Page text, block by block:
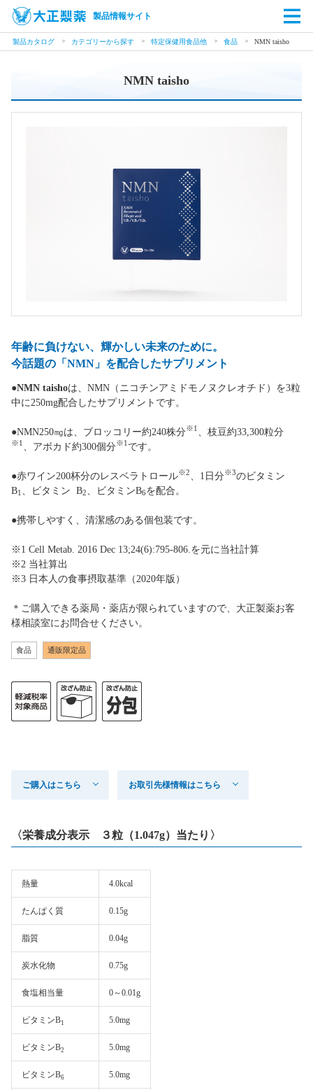
製品情報サイト
製品カタログ カテゴリーから探す 特定保健用食品他 食品 NMN taisho
NMN taisho
年齢に負けない、輝かしい未来のために。
今話題の「NMN」を配合したサプリメント
●NMN taishoは、NMN（ニコチンアミドモノヌクレオチド）を3粒
中に250mg配合したサプリメントです。
●NMN250㎎は、ブロッコリー約240株分※1 、枝豆約33,300粒分
※1 、アボカド約300個分※1です。
●赤ワイン200杯分のレスベラトロール※2 、1日分※3のビタミン
B1 、ビタミン B2 、ビタミンB6を配合。
●携帯しやすく、清潔感のある個包装です。
※1 Cell Metab. 2016 Dec 13;24(6):795-806.を元に当社計算
※2 当社算出
※3 日本人の食事摂取基準（2020年版）
＊ご購入できる薬局・薬店が限られていますので、大正製薬お客
様相談室にお問合せください。
食品 通販限定品
ご購入はこちら お取引先様情報はこちら
〈栄養成分表示 ３粒（1.047g）当たり〉
熱量 4.0kcal
たんぱく質 0.15g
脂質 0.04g
炭水化物 0.75g
食塩相当量 0～0.01g
ビタミンB1 5.0mg
ビタミンB2 5.0mg
ビタミンB6 5.0mg